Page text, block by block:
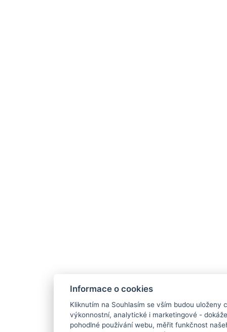
Informace o cookies
Kliknutím na Souhlasím se vším budou uloženy
výkonnostní, analytické i marketingové -
pohodlné používání webu, měřit funkčnost